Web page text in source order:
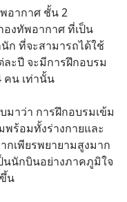
อากาศ ชั้น 2
งทัพอากาศ ที่เป็น
ก ที่จะสามารถได้ใช้
ละปี จะมีการฝึกอบรม
คน เท่านั้น
มาว่า การฝึกอบรมเข้ม
ร้อมทั้งร่างกายและ
เพียรพยายามสูงมาก
นนักบินอย่างภาคภูมิใจ
น